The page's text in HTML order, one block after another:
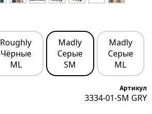
Roughly
Чёрные
ML
Madly
Серые
SM
Madly
Серые
ML
Артикул
3334-01-SM GRY